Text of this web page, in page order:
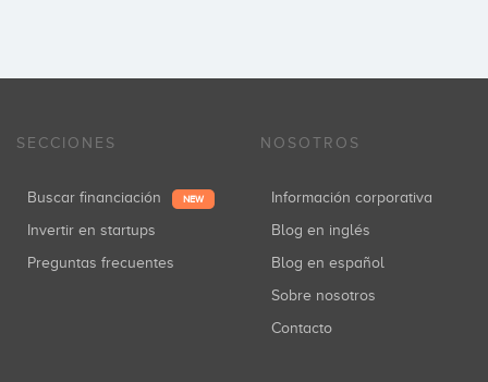
SECCIONES
Buscar financiación NEW
Invertir en startups
Preguntas frecuentes
NOSOTROS
Información corporativa
Blog en inglés
Blog en español
Sobre nosotros
Contacto